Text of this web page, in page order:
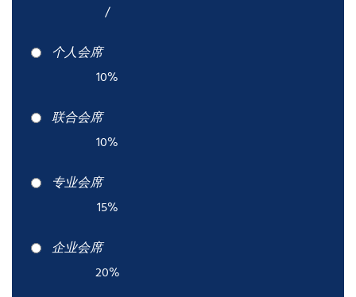
/
个人会席
10%
联合会席
10%
专业会席
15%
企业会席
20%